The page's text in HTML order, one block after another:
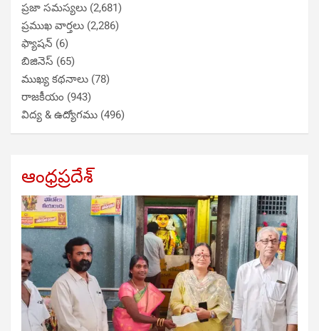
ప్రజా సమస్యలు (2,681)
ప్రముఖ వార్తలు (2,286)
ఫ్యాషన్ (6)
బిజినెస్ (65)
ముఖ్య కథనాలు (78)
రాజకీయం (943)
విద్య & ఉద్యోగము (496)
ఆంధ్రప్రదేశ్